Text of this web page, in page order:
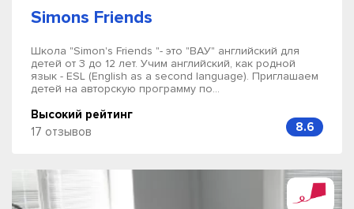
Simons Friends
Школа "Simon's Friends "- это "ВАУ" английский для
детей от 3 до 12 лет. Учим английский, как родной
язык - ESL (English as a second language). Приглашаем
детей на авторскую программу по...
Высокий рейтинг
17 отзывов
8.6